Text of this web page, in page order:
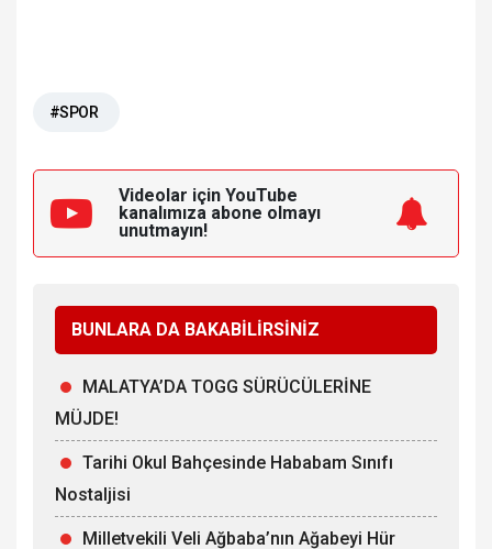
#SPOR
Videolar için YouTube
kanalımıza abone olmayı
unutmayın!
BUNLARA DA BAKABİLİRSİNİZ
MALATYA’DA TOGG SÜRÜCÜLERİNE
MÜJDE!
Tarihi Okul Bahçesinde Hababam Sınıfı
Nostaljisi
Milletvekili Veli Ağbaba’nın Ağabeyi Hür